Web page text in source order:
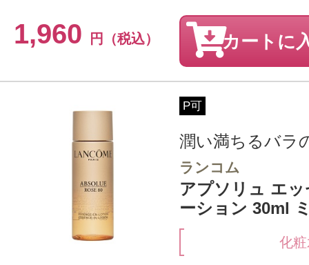
1,960 円（税込） カートに
P可
潤い満ちるバラ
ランコム
アプソリュ エ
ーション 30ml
化